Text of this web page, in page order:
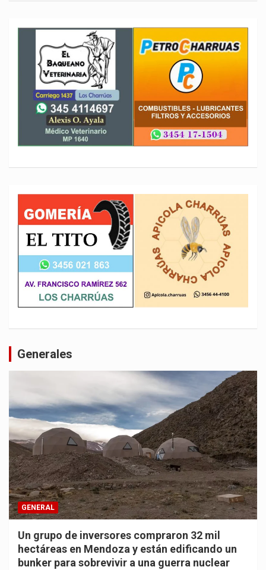
Generales
GENERAL
Un grupo de inversores compraron 32 mil
hectáreas en Mendoza y están edificando un
bunker para sobrevivir a una guerra nuclear